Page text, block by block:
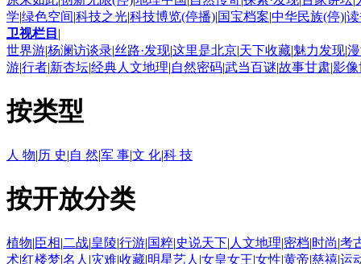
学|绿色空间|科技之光|科技博览(停播)|国宝档案|中华民族(停)|
卫视栏目 |
世界游|杨澜访谈录|丝路·发现|这里是北京|天下收藏|魅力发现|
游|行者|新杏坛|经典人文地理|自然密码|武当百谜|故事甘肃|影
按类型
人 物|历 史|自 然|军 事|文 化|科 技
按开放分类
植物|臣相|二战|皇陵|行游|国粹|史说天下| 人文地理|密档|时尚|考
术|红楼梦|名人 |灾难|收藏|明星艺人 |女皇女王|女性|黄帝|慈禧|运